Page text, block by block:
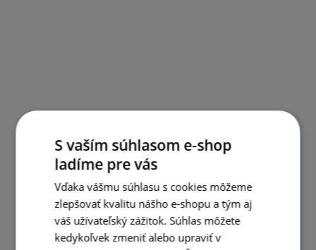
S vaším súhlasom e-shop
ladíme pre vás
Vďaka vášmu súhlasu s cookies môžeme
zlepšovať kvalitu nášho e-shopu a tým aj
váš užívateľský zážitok. Súhlas môžete
kedykoľvek zmeniť alebo upraviť v